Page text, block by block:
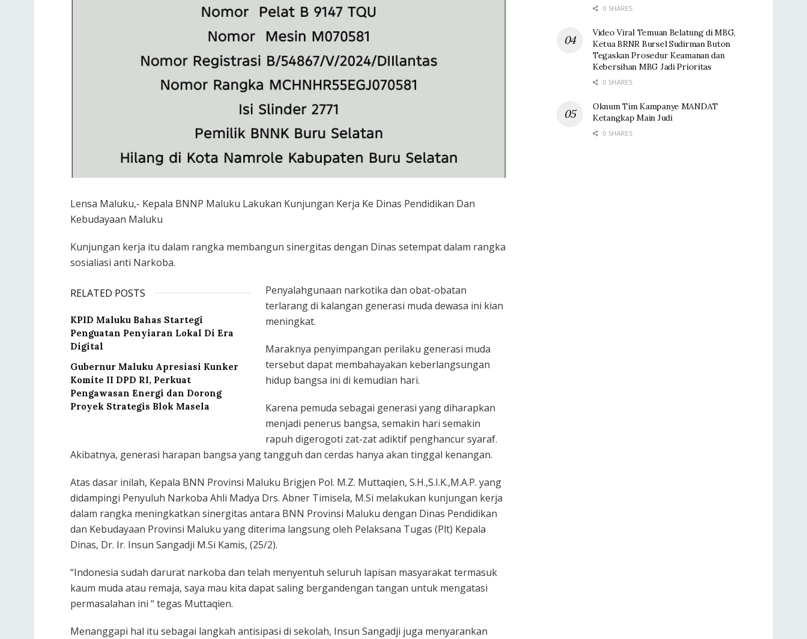
Lensa Maluku,- Kepala BNNP Maluku Lakukan Kunjungan Kerja Ke Dinas Pendidikan Dan
Kebudayaan Maluku
Kunjungan kerja itu dalam rangka membangun sinergitas dengan Dinas setempat dalam rangka
sosialiasi anti Narkoba.
RELATED POSTS
KPID Maluku Bahas Startegi
Penguatan Penyiaran Lokal Di Era
Digital
Gubernur Maluku Apresiasi Kunker
Komite II DPD RI, Perkuat
Pengawasan Energi dan Dorong
Proyek Strategis Blok Masela
Penyalahgunaan narkotika dan obat-obatan
terlarang di kalangan generasi muda dewasa ini kian
meningkat.
Maraknya penyimpangan perilaku generasi muda
tersebut dapat membahayakan keberlangsungan
hidup bangsa ini di kemudian hari.
Karena pemuda sebagai generasi yang diharapkan
menjadi penerus bangsa, semakin hari semakin
rapuh digerogoti zat-zat adiktif penghancur syaraf.
Akibatnya, generasi harapan bangsa yang tangguh dan cerdas hanya akan tinggal kenangan.
Atas dasar inilah, Kepala BNN Provinsi Maluku Brigjen Pol. M.Z. Muttaqien, S.H.,S.I.K.,M.A.P. yang
didampingi Penyuluh Narkoba Ahli Madya Drs. Abner Timisela, M.Si melakukan kunjungan kerja
dalam rangka meningkatkan sinergitas antara BNN Provinsi Maluku dengan Dinas Pendidikan
dan Kebudayaan Provinsi Maluku yang diterima langsung oleh Pelaksana Tugas (Plt) Kepala
Dinas, Dr. Ir. Insun Sangadji M.Si Kamis, (25/2).
“Indonesia sudah darurat narkoba dan telah menyentuh seluruh lapisan masyarakat termasuk
kaum muda atau remaja, saya mau kita dapat saling bergandengan tangan untuk mengatasi
permasalahan ini “ tegas Muttaqien.
Menanggapi hal itu sebagai langkah antisipasi di sekolah, Insun Sangadji juga menyarankan
0 SHARES
Video Viral Temuan Belatung di MBG,
Ketua BRNR Bursel Sudirman Buton
Tegaskan Prosedur Keamanan dan
Kebersihan MBG Jadi Prioritas
0 SHARES
Oknum Tim Kampanye MANDAT
Ketangkap Main Judi
0 SHARES